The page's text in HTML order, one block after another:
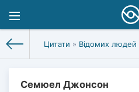
Цитати » Відомих людей
Семюел Джонсон